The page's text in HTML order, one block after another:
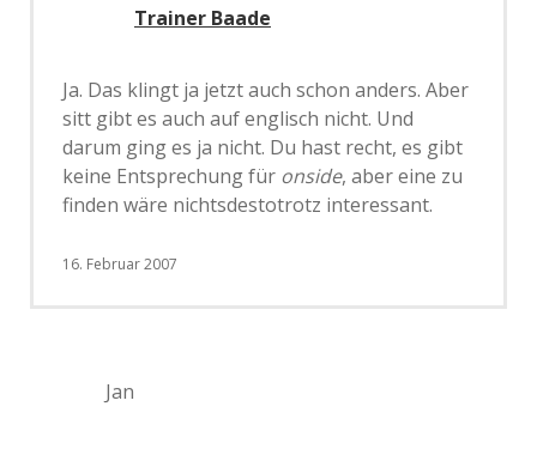
Trainer Baade
Ja. Das klingt ja jetzt auch schon anders. Aber
sitt gibt es auch auf englisch nicht. Und
darum ging es ja nicht. Du hast recht, es gibt
keine Entsprechung für onside, aber eine zu
finden wäre nichtsdestotrotz interessant.
16. Februar 2007
Jan